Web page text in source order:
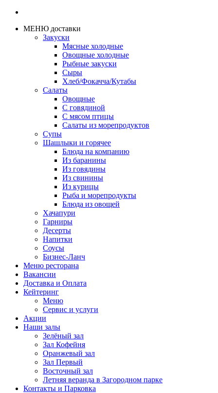
МЕНЮ доставки
Закуски
Мясные холодные
Овощные холодные
Рыбные закуски
Сыры
Хлеб/Фокачча/Кутабы
Салаты
Овощные
С говядиной
С мясом птицы
Салаты из морепродуктов
Супы
Шашлыки и горячее
Блюда на компанию
Из баранины
Из говядины
Из свинины
Из курицы
Рыба и морепродукты
Блюда из овощей
Хачапури
Гарниры
Десерты
Напитки
Соусы
Бизнес-Ланч
Меню ресторана
Вакансии
Доставка и Оплата
Кейтеринг
Меню
Сервис и услуги
Акции
Наши залы
Зелёный зал
Зал Кофейня
Оранжевый зал
Зал Первый
Восточный зал
Летняя веранда в Загородном парке
Контакты и Парковка